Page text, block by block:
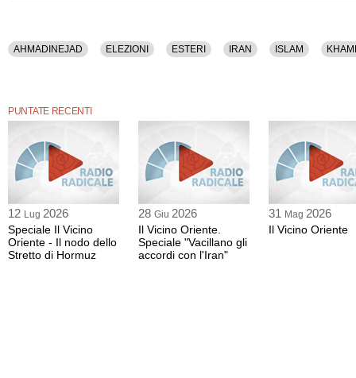
AHMADINEJAD ELEZIONI ESTERI IRAN ISLAM
PUNTATE RECENTI
12 Lug 2026
Speciale Il Vicino
Oriente - Il nodo dello
Stretto di Hormuz
28 Giu 2026
Il Vicino Oriente.
Speciale "Vacillano gli
accordi con l'Iran"
31 Mag 2026
Il Vicino Oriente